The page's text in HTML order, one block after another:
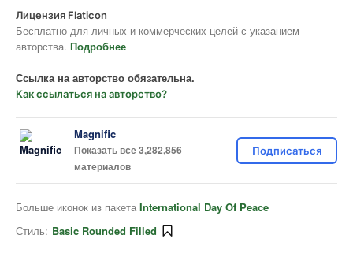
Лицензия Flaticon
Бесплатно для личных и коммерческих целей с указанием
авторства. Подробнее
Ссылка на авторство обязательна.
Как ссылаться на авторство?
Magnific
Показать все 3,282,856
материалов
Подписаться
Больше иконок из пакета International Day Of Peace
Стиль: Basic Rounded Filled